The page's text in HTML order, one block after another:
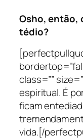
Osho, então,
tédio?
class=””
espiritual. É
ficam
vida.[/